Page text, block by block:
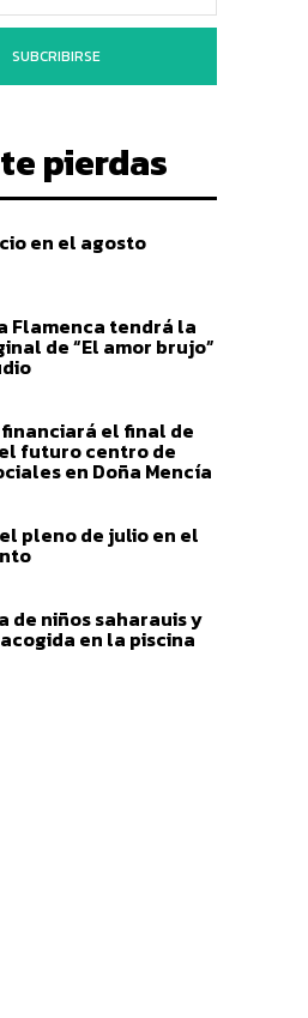
SUBCRIBIRSE
pierdas
en el agosto
Flamenca tendrá la
de “El amor brujo”
el final de
futuro centro de
en Doña Mencía
pleno de julio en el
de niños saharauis y
en la piscina